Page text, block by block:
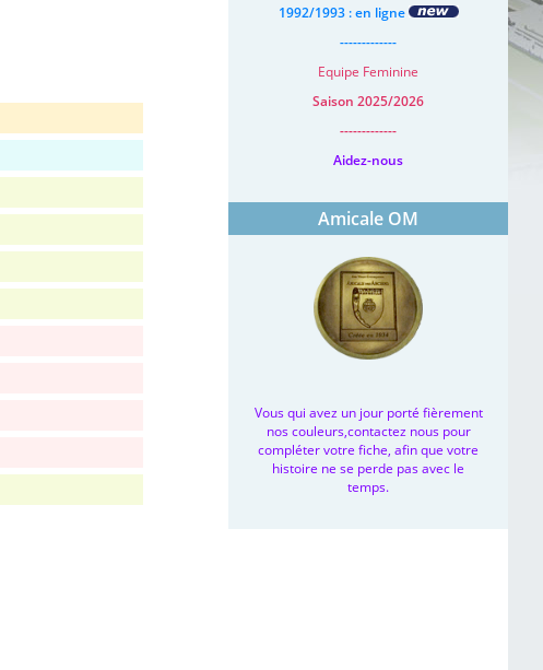
1992/1993 : en ligne
-------------
Equipe Feminine
Saison 2025/2026
-------------
Aidez-nous
Amicale OM
Vous qui avez un jour porté fièrement
nos couleurs,contactez nous pour
compléter votre fiche, afin que votre
histoire ne se perde pas avec le
temps.